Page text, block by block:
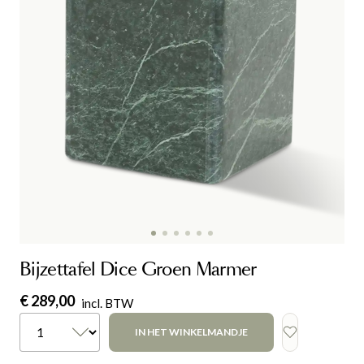
Bijzettafel Dice Groen Marmer
€ 289,00 incl. BTW
IN HET WINKELMANDJE